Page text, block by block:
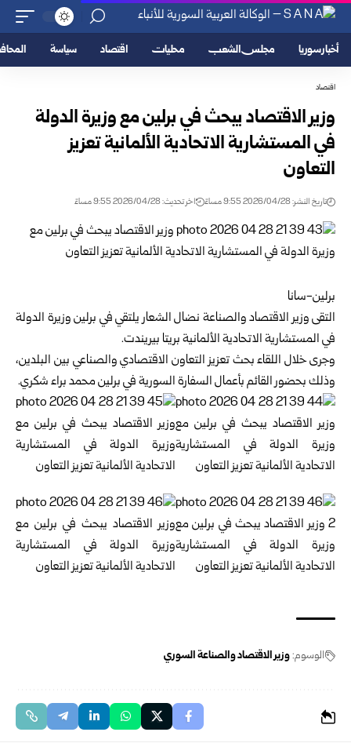
أخبار سوريا مجلس الشعب محليات اقتصاد سياسة
اقتصاد
وزير الاقتصاد يبحث في برلين مع وزيرة الدولة
في المستشارية الاتحادية الألمانية تعزيز
التعاون
تاريخ النشر: 2026/04/28 9:55 مساءً اخر تحديث: 2026/04/28 9:55 مساءً
برلين-سانا
التقىوزير الاقتصاد والصناعة نضال الشعار يلتقي في برلين وزيرة الدولة
في المستشارية الاتحادية الألمانية بريتا بيريندت.
وجرى خلال اللقاء بحث تعزيز التعاون الاقتصادي والصناعي بين البلدين،
وذلك بحضور القائم بأعمال السفارة السورية في برلين محمد براء شكري.
الوسوم:وزير الاقتصاد والصناعة السوري